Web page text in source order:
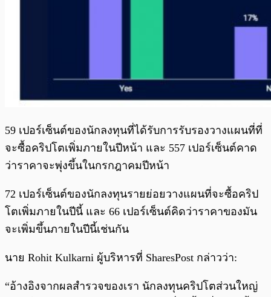
59 เปอร์เซ็นต์ของนักลงทุนที่ได้รับการรับรองวางแผนที่ที่
จะซื้อคริปโตเพิ่มภายในปีหน้า และ 557 เปอร์เซ็นต์คาด
ว่าราคาจะพุ่งขึ้นในกรกฎาคมปีหน้า
72 เปอร์เซ็นต์ของนักลงทุนรายย่อยวางแผนที่จะซื้อคริป
โตเพิ่มภายในปีนี้ และ 66 เปอร์เซ็นต์คิดว่าราคาของมัน
จะเพิ่มขึ้นภายในปีนี้เช่นกัน
นาย Rohit Kulkarni ผู้บริหารที่ SharesPost กล่าวว่า:
“อ้างอิงจากผลสำรวจของเรา นักลงทุนคริปโตส่วนใหญ่